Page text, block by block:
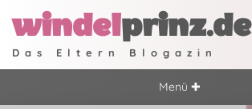
windelprinz.de
Das Eltern Blogazin
Menü ✚